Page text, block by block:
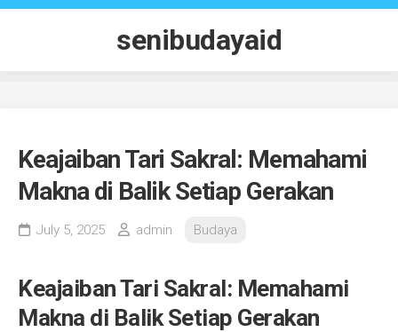
Skip
senibudayaid
Keajaiban Tari Sakral: Memahami
Makna di Balik Setiap Gerakan
July 5, 2025 admin Budaya
Keajaiban Tari Sakral: Memahami
Makna di Balik Setiap Gerakan